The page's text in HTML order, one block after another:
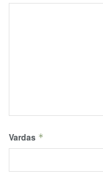
Vardas *